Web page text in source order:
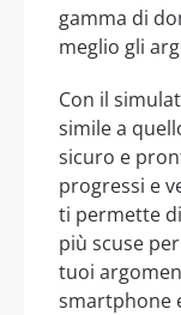
gamma di
meglio gli
Con il
simile a
sicuro e
progressi e
ti permette
più scuse
tuoi
smartphone